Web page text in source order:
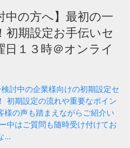
中の方へ】最初の一
初期設定お手伝いセ
日１３時＠オンライ
討中の企業様向けの初期設定セ
初期設定の流れや重要なポイン
様の声も踏まえながらご紹介い
中はご質問も随時受け付けてお
…